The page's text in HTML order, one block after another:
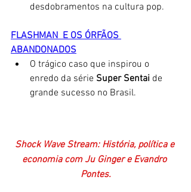
desdobramentos na cultura pop.
FLASHMAN  E OS ÓRFÃOS
ABANDONADOS
O trágico caso que inspirou o
enredo da série Super Sentai de
grande sucesso no Brasil.
Shock Wave Stream: História, política e
economia com Ju Ginger e Evandro
Pontes.